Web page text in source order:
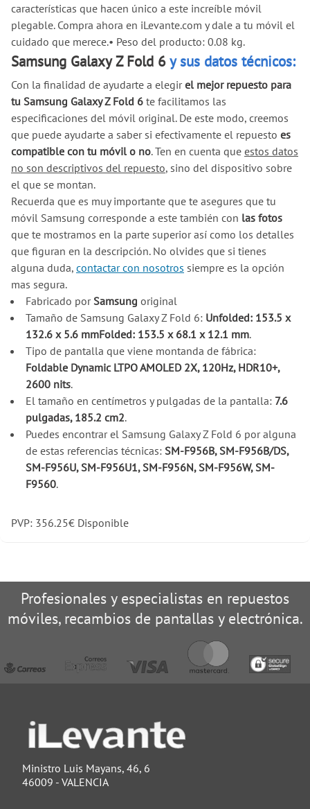
características que hacen único a este increíble móvil
plegable. Compra ahora en iLevante.com y dale a tu móvil el
cuidado que merece.• Peso del producto: 0.08 kg.
Samsung Galaxy Z Fold 6y sus datos técnicos:
Con la finalidad de ayudarte a elegirel mejor repuesto para
tu Samsung Galaxy Z Fold 6 te facilitamos las
especificaciones del móvil original. De este modo, creemos
que puede ayudarte a saber si efectivamente el repuesto es
compatible con tu móvil o no. Ten en cuenta que estos datos
no son descriptivos del repuesto, sino del dispositivo sobre
el que se montan.
Recuerda que es muy importante que te asegures que tu
móvil Samsung corresponde a este también con las fotos
que te mostramos en la parte superior así como los detalles
que figuran en la descripción. No olvides que si tienes
alguna duda, contactar con nosotros siempre es la opción
mas segura.
Fabricado porSamsung original
Tamaño de Samsung Galaxy Z Fold 6: Unfolded: 153.5 x
132.6 x 5.6 mmFolded: 153.5 x 68.1 x 12.1 mm.
Tipo de pantalla que viene montanda de fábrica:
Foldable Dynamic LTPO AMOLED 2X, 120Hz, HDR10+,
2600 nits.
El tamaño en centímetros y pulgadas de la pantalla: 7.6
pulgadas, 185.2 cm2.
Puedes encontrar el Samsung Galaxy Z Fold 6 por alguna
de estas referencias técnicas: SM-F956B, SM-F956B/DS,
SM-F956U, SM-F956U1, SM-F956N, SM-F956W, SM-
F9560.
PVP: 356.25€ Disponible
Profesionales y especialistas en repuestos
móviles, recambios de pantallas y electrónica.
Ministro Luis Mayans, 46, 6
46009 - VALENCIA